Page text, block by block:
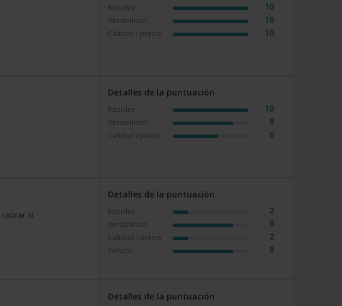
Rapidez 10
Amabilidad 10
Calidad / precio 10
Detalles de la puntuación
Rapidez 10
Amabilidad 8
Calidad / precio 6
si
Detalles de la puntuación
Rapidez 2
Amabilidad 8
Calidad / precio 2
Servicio 8
Detalles de la puntuación